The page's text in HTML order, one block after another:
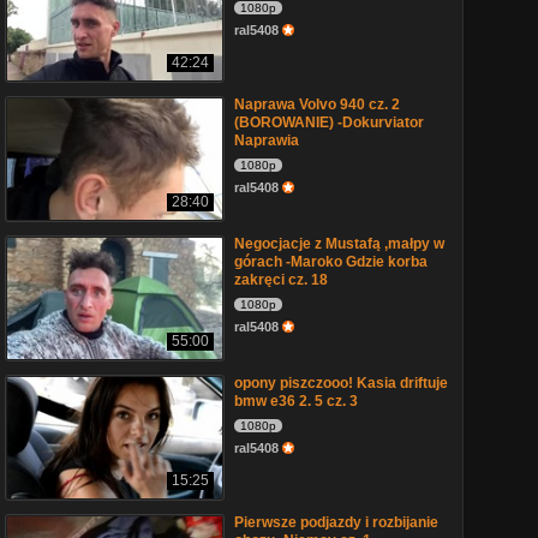
42:24
1080p
ral5408
28:40
Naprawa Volvo 940 cz. 2
(BOROWANIE) -Dokurviator
Naprawia
1080p
ral5408
55:00
Negocjacje z Mustafą ,małpy w
górach -Maroko Gdzie korba
zakręci cz. 18
1080p
ral5408
15:25
opony piszczooo! Kasia driftuje
bmw e36 2. 5 cz. 3
1080p
ral5408
Pierwsze podjazdy i rozbijanie